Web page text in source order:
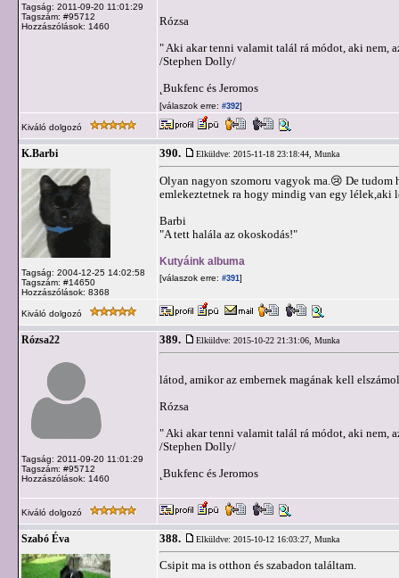
Tagság: 2011-09-20 11:01:29
Tagszám: #95712
Hozzászólások: 1460
Rózsa
" Aki akar tenni valamit talál rá módot, aki nem,
/Stephen Dolly/
˛Bukfenc és Jeromos
[válaszok erre: #392]
Kiváló dolgozó
K.Barbi
Tagság: 2004-12-25 14:02:58
Tagszám: #14650
Hozzászólások: 8368
390. Elküldve: 2015-11-18 23:18:44, Munka
Olyan nagyon szomoru vagyok ma.😢 De
emlekeztetnek ra hogy mindig van egy lélek,aki
Barbi
"A tett halála az okoskodás!"
Kutyáink albuma
[válaszok erre: #391]
Kiváló dolgozó
Rózsa22
Tagság: 2011-09-20 11:01:29
Tagszám: #95712
Hozzászólások: 1460
389. Elküldve: 2015-10-22 21:31:06, Munka
látod, amikor az embernek magának kell
Rózsa
" Aki akar tenni valamit talál rá módot, aki nem,
/Stephen Dolly/
˛Bukfenc és Jeromos
Kiváló dolgozó
Szabó Éva 388. Elküldve: 2015-10-12 16:03:27, Munka
Csipit ma is otthon és szabadon találtam.